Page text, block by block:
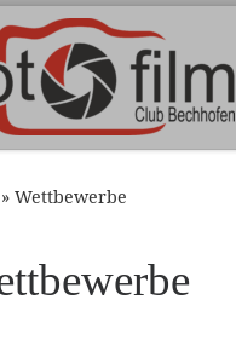
» Wettbewerbe